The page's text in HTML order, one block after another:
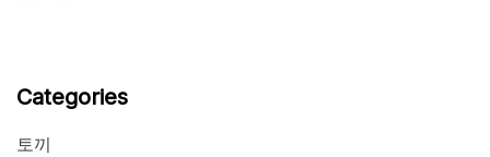
Categories
토끼